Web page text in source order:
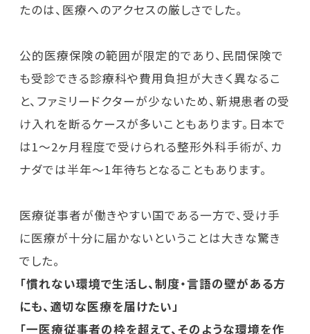
たのは、医療へのアクセスの厳しさでした。
公的医療保険の範囲が限定的であり、民間保険で
も受診できる診療科や費用負担が大きく異なるこ
と、ファミリードクターが少ないため、新規患者の受
け入れを断るケースが多いこともあります。日本で
は1〜2ヶ月程度で受けられる整形外科手術が、カ
ナダでは半年～1年待ちとなることもあります。
医療従事者が働きやすい国である一方で、受け手
に医療が十分に届かないということは大きな驚き
でした。
「慣れない環境で生活し、制度・言語の壁がある方
にも、適切な医療を届けたい」
「一医療従事者の枠を超えて、そのような環境を作